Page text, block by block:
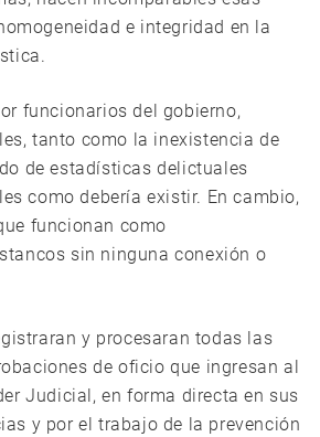
e integridad en la
funcionarios del gobierno,
tanto como la inexistencia de
de estadísticas delictuales
como debería existir. En cambio,
funcionan como
sin ninguna conexión o
y procesaran todas las
de oficio que ingresan al
Judicial, en forma directa en sus
y por el trabajo de la prevención